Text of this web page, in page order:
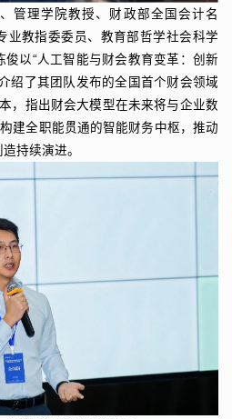
管理学院教授、财政部全国会计名
业教指委委员、教育部哲学社会科学
以“人工智能与财会教育变革：创新
绍了其团队发布的全国首个财会领域
，指出财会大模型在未来将与企业数
建全职能贯通的智能财务中枢，推动
持续演进。